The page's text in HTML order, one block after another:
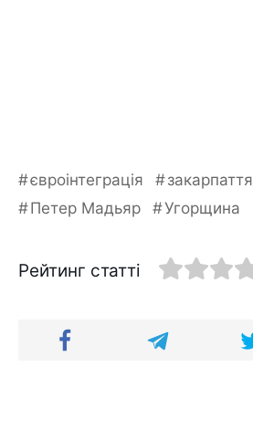
євроінтеграція
закарпаття
Петер Мадьяр
Угорщина
Рейтинг статті